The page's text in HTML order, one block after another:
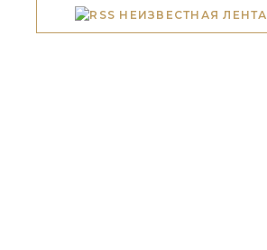
НЕИЗВЕСТНАЯ ЛЕНТА